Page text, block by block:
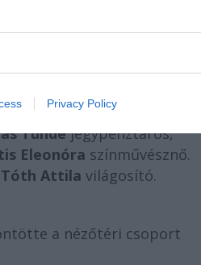
Privacy Policy
dolgozókat. Öt éve
valamint
Tündejegypénztáros,
Eleonóra színművésznő.
Tóth Attila világosító.
a nézőtéri csoport